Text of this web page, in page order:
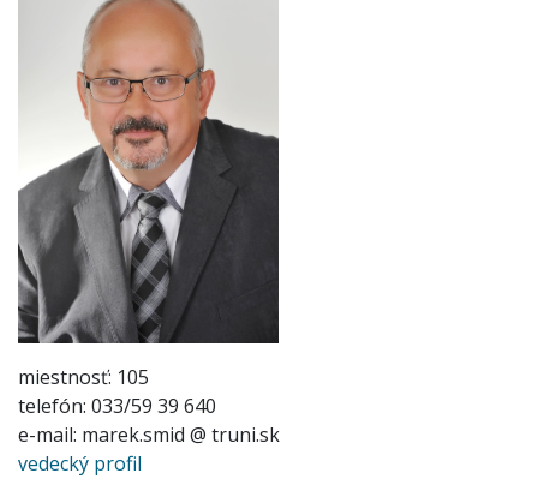
miestnosť: 105
telefón: 033/59 39 640
e-mail: marek.smid @ truni.sk
vedecký profil